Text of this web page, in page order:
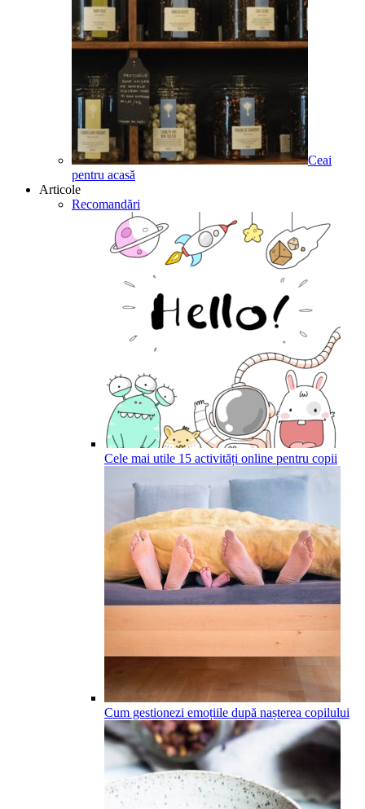
Ceai
pentru acasă
Articole
Recomandări
Cele mai utile 15 activități online pentru copii
Cum gestionezi emoțiile după nașterea copilului